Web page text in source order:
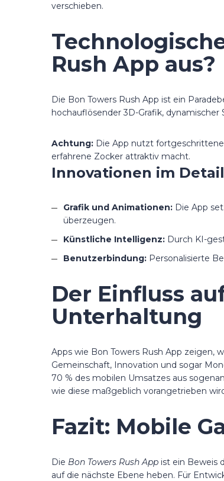
verschieben.
Rush App aus?
Die Bon Towers Rush App ist ein
hochauflösender 3D-Grafik,
Achtung: Die App nutzt
erfahrene Zocker attraktiv macht.
Innovationen im Detail
Grafik und Animationen: Die App
überzeugen.
Künstliche Intelligenz: Durch KI-
Benutzerbindung: Personalisierte
Der Einfluss
Unterhaltung
Apps wie Bon Towers Rush App zeigen,
Gemeinschaft, Innovation und sogar
70 % des mobilen Umsatzes aus
wie diese maßgeblich vorangetrieben
Fazit: Mobile
Die Bon Towers Rush App ist ein Beweis
auf die nächste Ebene heben. Für